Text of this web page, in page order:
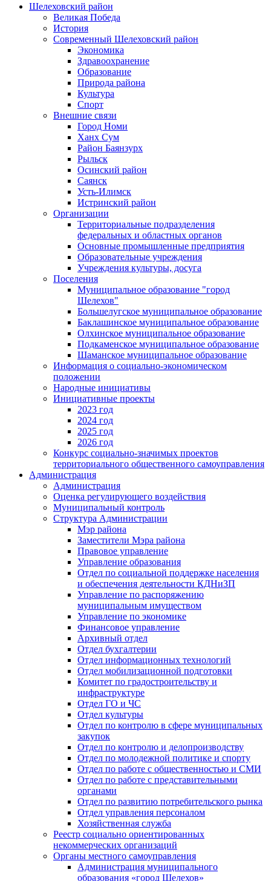
Шелеховский район
Великая Победа
История
Современный Шелеховский район
Экономика
Здравоохранение
Образование
Природа района
Культура
Спорт
Внешние связи
Город Номи
Ханх Сум
Район Баянзурх
Рыльск
Осинский район
Саянск
Усть-Илимск
Истринский район
Организации
Территориальные подразделения
федеральных и областных органов
Основные промышленные предприятия
Образовательные учреждения
Учреждения культуры, досуга
Поселения
Муниципальное образование "город
Шелехов"
Большелугское муниципальное образование
Баклашинское муниципальное образование
Олхинское муниципальное образование
Подкаменское муниципальное образование
Шаманское муниципальное образование
Информация о социально-экономическом
положении
Народные инициативы
Инициативные проекты
2023 год
2024 год
2025 год
2026 год
Конкурс социально-значимых проектов
территориального общественного самоуправления
Администрация
Администрация
Оценка регулирующего воздействия
Муниципальный контроль
Структура Администрации
Мэр района
Заместители Мэра района
Правовое управление
Управление образования
Отдел по социальной поддержке населения
и обеспечения деятельности КДНиЗП
Управление по распоряжению
муниципальным имуществом
Управление по экономике
Финансовое управление
Архивный отдел
Отдел бухгалтерии
Отдел информационных технологий
Отдел мобилизационной подготовки
Комитет по градостроительству и
инфраструктуре
Отдел ГО и ЧС
Отдел культуры
Отдел по контролю в сфере муниципальных
закупок
Отдел по контролю и делопроизводству
Отдел по молодежной политике и спорту
Отдел по работе с общественностью и СМИ
Отдел по работе с представительными
органами
Отдел по развитию потребительского рынка
Отдел управления персоналом
Хозяйственная служба
Реестр социально ориентированных
некоммерческих организаций
Органы местного самоуправления
Администрация муниципального
образования «город Шелехов»